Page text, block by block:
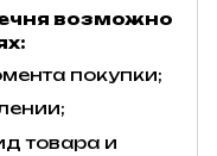
возможно
покупки;
товара и